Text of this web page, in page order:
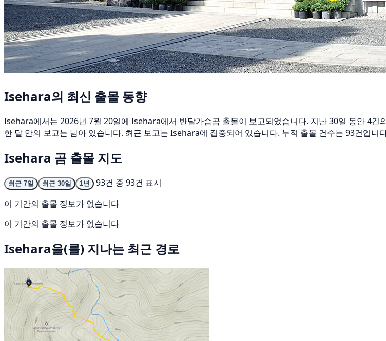
Isehara의 최신 출몰 동향
Isehara에서는 2026년 7월 20일에 Isehara에서 반달가슴곰 출몰이 보고되었습니다. 지난 30일 동안 4
한 달 안의 보고는 남아 있습니다. 최근 보고는 Isehara에 집중되어 있습니다. 누적 출몰 건수는 93건입니
Isehara 곰 출몰 지도
최근 7일 최근 30일 1년
93건 중 93건 표시
이 기간의 출몰 정보가 없습니다
이 기간의 출몰 정보가 없습니다
Isehara을(를) 지나는 최근 경로